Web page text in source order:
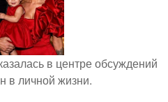
в центре обсуждений
в личной жизни.